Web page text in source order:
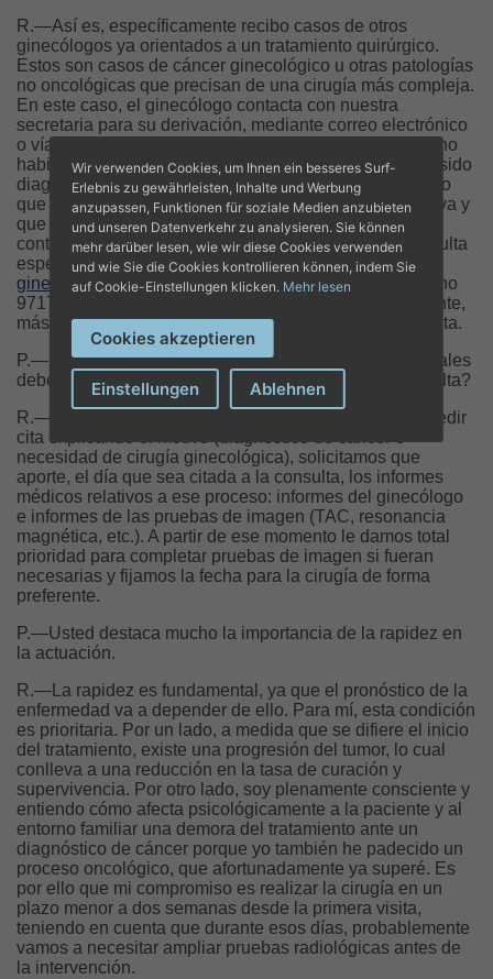
R.—Así es, específicamente recibo casos de otros
ginecólogos ya orientados a un tratamiento quirúrgico.
Estos son casos de cáncer ginecológico u otras patologías
no oncológicas que precisan de una cirugía más compleja.
En este caso, el ginecólogo contacta con nuestra
secretaria para su derivación, mediante correo electrónico
o vía telefónica. Sin embargo, aquellas pacientes que no
habiendo sido derivadas por su ginecólogo y que han sido
diagnosticadas de cáncer ginecológico o de un proceso
que requiera cirugía ginecológica mínimamente invasiva y
que quieran una segunda opinión pueden ponerse un
contacto de la misma manera, solicitándome una consulta
específica mediante correo electrónico
ginecologia.miramar@juaneda.es o llamando al teléfono
971767248. Tras ello serán citadas de una forma urgente,
más aún en caso de cáncer ginecológico, en mi consulta.
P.—Concretando para las pacientes: ¿Qué pasos iniciales
deben seguir y cómo prepararse mejor para una consulta?
R.—Si no vienen derivadas por un ginecólogo y tras pedir
cita explicando el motivo (diagnóstico de cáncer o
necesidad de cirugía ginecológica), solicitamos que
aporte, el día que sea citada a la consulta, los informes
médicos relativos a ese proceso: informes del ginecólogo
e informes de las pruebas de imagen (TAC, resonancia
magnética, etc.). A partir de ese momento le damos total
prioridad para completar pruebas de imagen si fueran
necesarias y fijamos la fecha para la cirugía de forma
preferente.
P.—Usted destaca mucho la importancia de la rapidez en
la actuación.
R.—La rapidez es fundamental, ya que el pronóstico de la
enfermedad va a depender de ello. Para mí, esta condición
es prioritaria. Por un lado, a medida que se difiere el inicio
del tratamiento, existe una progresión del tumor, lo cual
conlleva a una reducción en la tasa de curación y
supervivencia. Por otro lado, soy plenamente consciente y
entiendo cómo afecta psicológicamente a la paciente y al
entorno familiar una demora del tratamiento ante un
diagnóstico de cáncer porque yo también he padecido un
proceso oncológico, que afortunadamente ya superé. Es
por ello que mi compromiso es realizar la cirugía en un
plazo menor a dos semanas desde la primera visita,
teniendo en cuenta que durante esos días, probablemente
vamos a necesitar ampliar pruebas radiológicas antes de
la intervención.
Wir verwenden Cookies, um Ihnen ein besseres Surf-
Erlebnis zu gewährleisten, Inhalte und Werbung
anzupassen, Funktionen für soziale Medien anzubieten
und unseren Datenverkehr zu analysieren. Sie können
mehr darüber lesen, wie wir diese Cookies verwenden
und wie Sie die Cookies kontrollieren können, indem Sie
auf Cookie-Einstellungen klicken. Mehr lesen
Cookies akzeptieren
Einstellungen Ablehnen